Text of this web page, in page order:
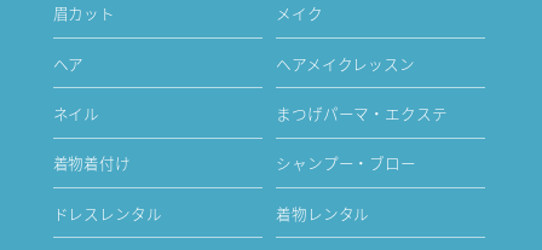
眉カット メイク
ヘア ヘアメイクレッスン
ネイル まつげパーマ・エクステ
着物着付け シャンプー・ブロー
ドレスレンタル 着物レンタル